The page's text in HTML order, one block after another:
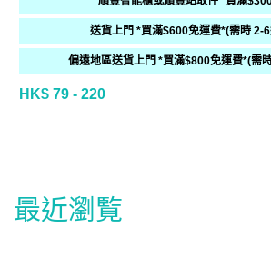
送貨上門 *買滿$600免運費*(需時 2-
偏遠地區送貨上門 *買滿$800免運費*(需
HK$ 79 - 220
最近瀏覧